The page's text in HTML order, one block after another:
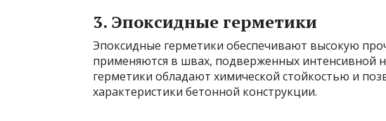
3. Эпоксидные герметики
Эпоксидные герметики обеспечивают высокую
применяются в швах, подверженных интенсивной
герметики обладают химической стойкостью и
характеристики бетонной конструкции.